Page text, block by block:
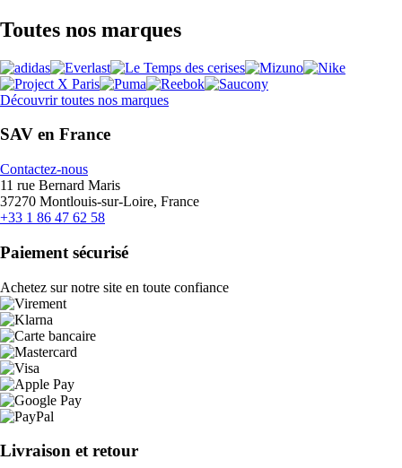
Toutes nos marques
Découvrir toutes nos marques
SAV en France
Contactez-nous
11 rue Bernard Maris
37270 Montlouis-sur-Loire, France
+33 1 86 47 62 58
Paiement sécurisé
Achetez sur notre site en toute confiance
Livraison et retour